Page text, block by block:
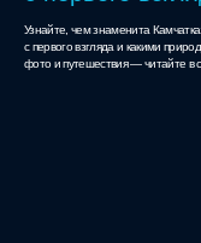
Узнайте, чем знаменита
с первого взгляда и какими
фото и путешествия — читайте в